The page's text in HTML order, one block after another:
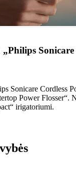
Sonicare
Sonicare Cordless
Power Flosser“.
irigatoriumi.